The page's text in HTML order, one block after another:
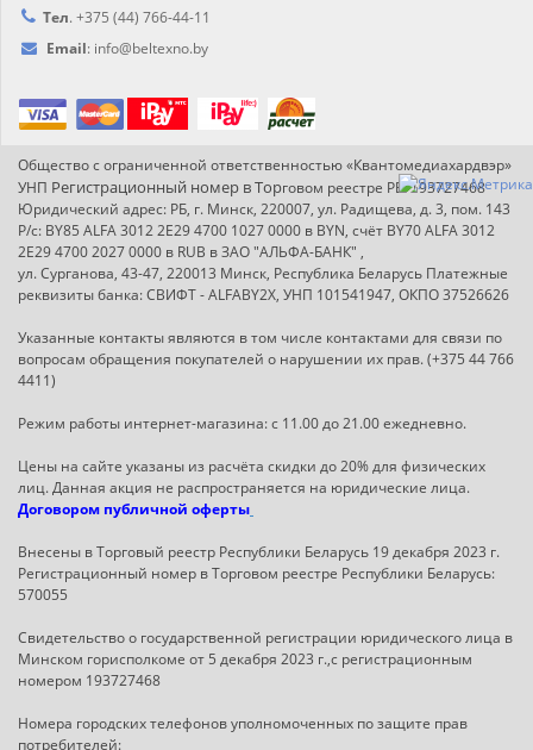
Тел. +375 (44) 766-44-11
Email: info@beltexno.by
Общество с ограниченной ответственностью «Квантомедиахардвэр»
УНП Регистрационный номер в Торговом реестре РБ: 193727468
Юридический адрес: РБ, г. Минск, 220007, ул. Радищева, д. 3, пом. 143
Р/с: BY85 ALFA 3012 2E29 4700 1027 0000 в BYN, счёт BY70 ALFA 3012
2E29 4700 2027 0000 в RUB в ЗАО "АЛЬФА-БАНК" ,
ул. Сурганова, 43-47, 220013 Минск, Республика Беларусь Платежные
реквизиты банка: СВИФТ - ALFABY2X, УНП 101541947, ОКПО 37526626
Указанные контакты являются в том числе контактами для связи по
вопросам обращения покупателей о нарушении их прав. (+375 44 766
4411)
Режим работы интернет-магазина: с 11.00 до 21.00 ежедневно.
Цены на сайте указаны из расчёта скидки до 20% для физических
лиц. Данная акция не распространяется на юридические лица.
Договором публичной оферты
Внесены в Торговый реестр Республики Беларусь 19 декабря 2023 г.
Регистрационный номер в Торговом реестре Республики Беларусь:
570055
Свидетельство о государственной регистрации юридического лица в
Минском горисполкоме от 5 декабря 2023 г.,с регистрационным
номером 193727468
Номера городских телефонов уполномоченных по защите прав
потребителей: